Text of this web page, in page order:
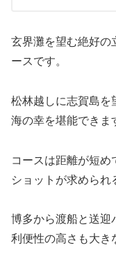
玄界灘を望む絶好の
ースです。
松林越しに志賀島を
海の幸を堪能できま
コースは距離が短め
ショットが求められ
博多から渡船と送迎
利便性の高さも大き